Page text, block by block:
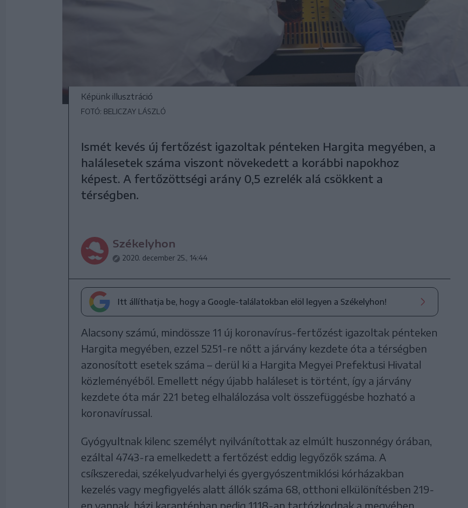
Képünk illusztráció
FOTÓ: BELICZAY LÁSZLÓ
Ismét kevés új fertőzést igazoltak pénteken Hargita megyében, a
halálesetek száma viszont növekedett a korábbi napokhoz
képest. A fertőzöttségi arány 0,5 ezrelék alá csökkent a
térségben.
Székelyhon
2020. december 25., 14:44
Itt állíthatja be, hogy a Google-találatokban elöl legyen a Székelyhon!
Alacsony számú, mindössze 11 új koronavírus-fertőzést igazoltak pénteken
Hargita megyében, ezzel 5251-re nőtt a járvány kezdete óta a térségben
azonosított esetek száma – derül ki a Hargita Megyei Prefektusi Hivatal
közleményéből. Emellett négy újabb haláleset is történt, így a járvány
kezdete óta már 221 beteg elhalálozása volt összefüggésbe hozható a
koronavírussal.
Gyógyultnak kilenc személyt nyilvánítottak az elmúlt huszonnégy órában,
ezáltal 4743-ra emelkedett a fertőzést eddig legyőzők száma. A
csíkszeredai, székelyudvarhelyi és gyergyószentmiklósi kórházakban
kezelés vagy megfigyelés alatt állók száma 68, otthoni elkülönítésben 219-
en vannak, házi karanténban pedig 1118-an tartózkodnak a megyében.